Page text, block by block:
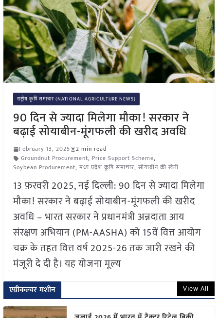
राष्ट्रीय कृषि समाचार (NATIONAL AGRICULTURE NEWS)
90 दिन से ज्यादा मिलेगा मौका! सरकार ने
बढ़ाई सोयाबीन-मूंगफली की खरीद अवधि
February 13, 2025
2 min read
Groundnut Procurement, Price Support Scheme,
Soybean Produrement, मध्य प्रदेश कृषि समाचार, सोयाबीन की खेती
13 फ़रवरी 2025, नई दिल्ली: 90 दिन से ज्यादा मिलेगा
मौका! सरकार ने बढ़ाई सोयाबीन-मूंगफली की खरीद
अवधि – भारत सरकार ने प्रधानमंत्री अन्नदाता आय
संरक्षण अभियान (PM-AASHA) को 15वें वित्त आयोग
चक्र के तहत वित्त वर्ष 2025-26 तक जारी रखने की
मंजूरी दे दी है। यह योजना मूल्य
एग्रीकल्चर मशीन View All